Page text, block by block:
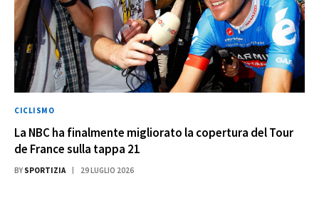
CICLISMO
La NBC ha finalmente migliorato la copertura del Tour
de France sulla tappa 21
BY SPORTIZIA 29 LUGLIO 2026